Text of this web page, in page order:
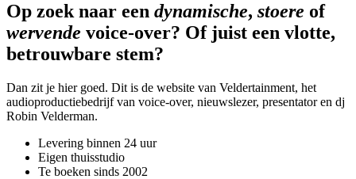
Op zoek naar een dynamische, stoere of
wervende voice‑over? Of juist een vlotte,
betrouwbare stem?
Dan zit je hier goed. Dit is de website van Veldertainment, het
audioproductiebedrijf van voice-over, nieuwslezer, presentator en dj
Robin Velderman.
Levering binnen 24 uur
Eigen thuisstudio
Te boeken sinds 2002